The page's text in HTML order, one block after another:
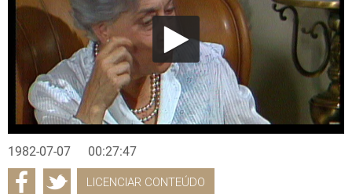
1982-07-07 00:27:47
LICENCIAR CONTEÚDO